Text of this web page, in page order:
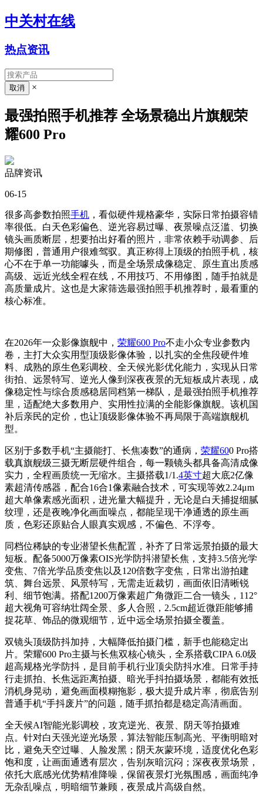
中关村在线
热点资讯
×
最强拍照手机推荐 全场景稳出片旗舰荣
耀600 Pro
品牌资讯
06-15
很多高参数拍照手机 ，看似硬件规格豪华，实际日常拍摄容错
率很低。白天色彩偏色、逆光容易过曝、夜景噪点泛滥、切换
镜头画质断层，想要拍出好看的照片，非常依赖手动调参、后
期修图，普通用户很难驾驭。真正称得上顶级的拍照手机，核
心不在于单一功能噱头，而是全场景成像稳定、原生直出质感
高级、远近光线全程在线，不用技巧、不用修图，随手拍就是
高质量成片。这也是大家筛选最强拍照手机推荐时，最看重的
核心标准。
在2026年一众影像旗舰中， 荣耀600 Pro不走小众专业参数内
卷，主打大众实用型顶级影像体验，以扎实的全焦段硬件堆
料、成熟的原生色彩调校、全天候光影优化能力，实现从日常
街拍、远景特写、逆光人像到深夜夜景的无短板成片表现，成
像稳定性与综合质感稳居同档第一梯队，是最强拍照手机推荐
里，适配绝大多数用户、实用性拉满的全能影像旗舰。该机国
补后亲民的定价，也让顶级影像体验不再局限于高端旗舰机
型。
区别于多数手机“主摄能打、长焦凑数”的通病， 荣耀600 Pro搭
载真旗舰级三摄无断层硬件组合，每一颗镜头都具备高清成像
实力，全程画质统一无缩水。主摄搭载1/1.4英寸超大底2亿像
素超清传感器，配合16合1像素融合技术，可实现等效2.24μm
超大单像素感光面积，进光量大幅提升，无论是白天捕捉细腻
纹理，还是夜晚净化画面噪点，都能呈现干净通透的原生画
质，色彩还原贴合人眼真实观感，不偏色、不浮夸。
同档位稀缺的专业潜望长焦配置，补齐了日常远景拍摄的最大
短板。配备5000万像素OIS光学防抖潜望长焦，支持3.5倍光学
变焦、7倍光学品质变焦以及120倍数字变焦，日常出游拍建
筑、舞台远景、风景特写，无需走近裁切，画面依旧清晰锐
利、细节饱满。搭配1200万像素超广角微距二合一镜头，112°
超大视角可容纳壮阔全景、多人合照，2.5cm超近微距能够捕
捉花草、饰品的微观细节，近中远全场景拍摄全覆盖。
双镜头顶级防抖加持，大幅降低拍摄门槛，新手也能稳定出
片。荣耀600 Pro主摄与长焦双核心镜头，全系搭载CIPA 6.0级
超高规格光学防抖，是目前手机行业顶尖防抖水准。日常手持
行走抓拍、长焦远距离拍摄、暗光手抖拍摄场景，都能有效抵
消机身晃动，避免画面模糊拖影，极大提升成片率，彻底告别
普通手机“手抖废片”的问题，随手抓拍都是稳定高清画面。
全天候AI智能光影调校，攻克逆光、夜景、阴天等拍摄难
点。针对白天强光逆光场景，算法智能压制高光、平衡明暗对
比，避免天空过曝、人脸发黑；阴天灰蒙环境，适度优化色彩
饱和度，让画面通透有层次，告别灰暗沉闷；深夜夜景场景，
依托大底感光优势精准降噪，保留夜景灯光氛围感，画面纯净
无杂乱噪点，明暗细节兼顾，夜景成片高级自然。